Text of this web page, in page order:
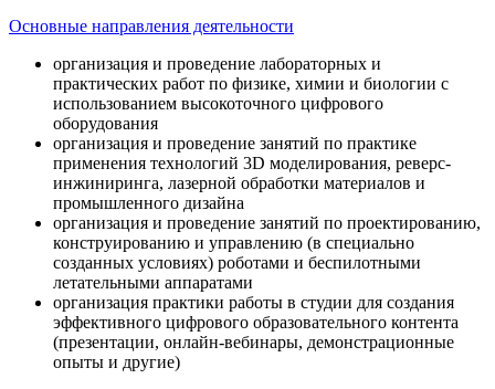
Основные направления деятельности
организация и проведение лабораторных и
практических работ по физике, химии и биологии с
использованием высокоточного цифрового
оборудования
организация и проведение занятий по практике
применения технологий 3D моделирования, реверс-
инжиниринга, лазерной обработки материалов и
промышленного дизайна
организация и проведение занятий по проектированию,
конструированию и управлению (в специально
созданных условиях) роботами и беспилотными
летательными аппаратами
организация практики работы в студии для создания
эффективного цифрового образовательного контента
(презентации, онлайн-вебинары, демонстрационные
опыты и другие)